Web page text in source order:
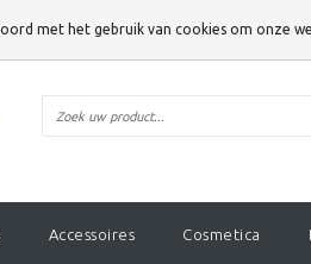
Accessoires Cosmetica
met het gebruik van cookies om onze